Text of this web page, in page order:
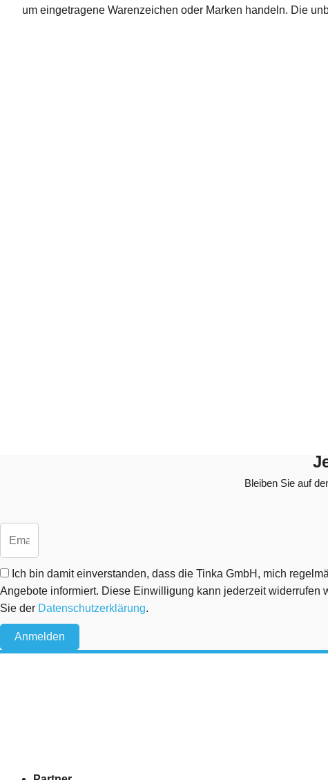
um eingetragene Warenzeichen oder Marken handeln. Die
Bleiben Sie auf
Ich bin damit einverstanden, dass die Tinka GmbH, mich
Angebote informiert. Diese Einwilligung kann jederzeit widerrufen
Sie der Datenschutzerklärung.
Anmelden